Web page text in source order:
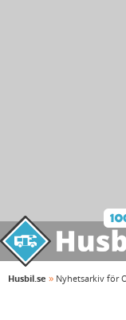
Husbil.se » Nyhetsarkiv för